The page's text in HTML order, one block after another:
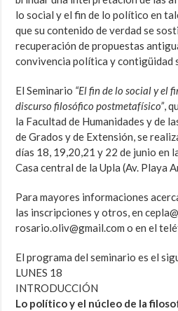
lo social y el fin de lo político en
que su contenido de verdad se
recuperación de propuestas
convivencia política y contigüidad
El Seminario “El fin de lo social y el
discurso filosófico postmetafísico”,
la Facultad de Humanidades y de
de Grados y de Extensión, se
días 18, 19,20,21 y 22 de junio en
Casa central de la Upla (Av. Playa
Para mayores informaciones
las inscripciones y otros, en
rosario.oliv@gmail.com o en el
El programa del seminario es el
LUNES 18
INTRODUCCIÓN
Lo político y el núcleo de la